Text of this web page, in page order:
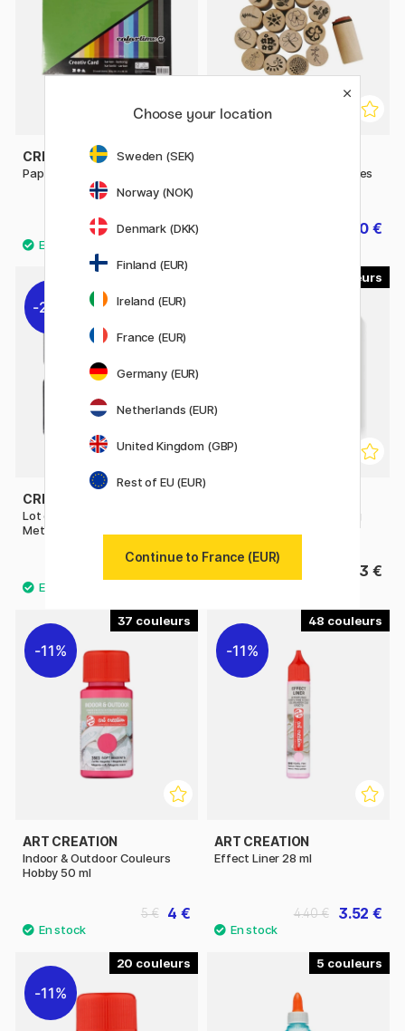
CREATIV COMPANY
Papier coloré basic A4 180 g
4.80 €
6 €
Deco Art Trousse d'étampes
10.80 €
20%
CREATIV COMPANY
Lot de 4 tampons Encreurs
Metallic
3 €
37
11%
ART CREATION
Indoor & Outdoor Couleurs
Hobby 50 ml
4 €
5 €
48
11%
ART CREATION
Effect Liner 28 ml
3.52 €
4.40 €
20
11%
5
Choose your location
Sweden (SEK)
Norway (NOK)
Denmark (DKK)
Finland (EUR)
Ireland (EUR)
France (EUR)
Germany (EUR)
Netherlands (EUR)
United Kingdom (GBP)
Rest of EU (EUR)
Continue to France (EUR)